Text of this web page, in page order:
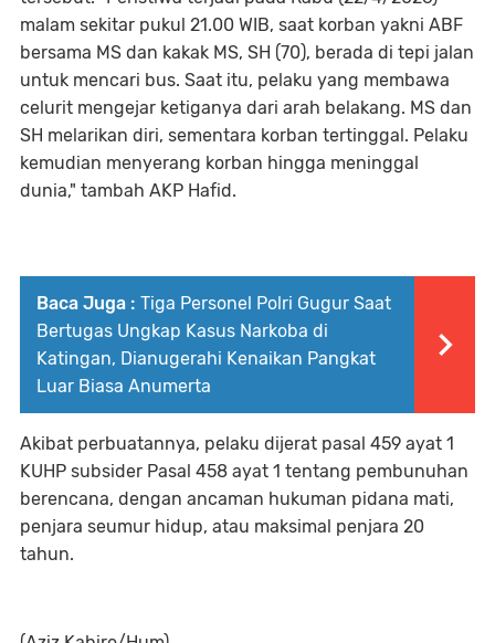
malam sekitar pukul 21.00 WIB, saat korban yakni ABF
bersama MS dan kakak MS, SH (70), berada di tepi jalan
untuk mencari bus. Saat itu, pelaku yang membawa
celurit mengejar ketiganya dari arah belakang. MS dan
SH melarikan diri, sementara korban tertinggal. Pelaku
kemudian menyerang korban hingga meninggal
dunia," tambah AKP Hafid.
Baca Juga : Tiga Personel Polri Gugur Saat
Bertugas Ungkap Kasus Narkoba di
Katingan, Dianugerahi Kenaikan Pangkat
Luar Biasa Anumerta
Akibat perbuatannya, pelaku dijerat pasal 459 ayat 1
KUHP subsider Pasal 458 ayat 1 tentang pembunuhan
berencana, dengan ancaman hukuman pidana mati,
penjara seumur hidup, atau maksimal penjara 20
tahun.